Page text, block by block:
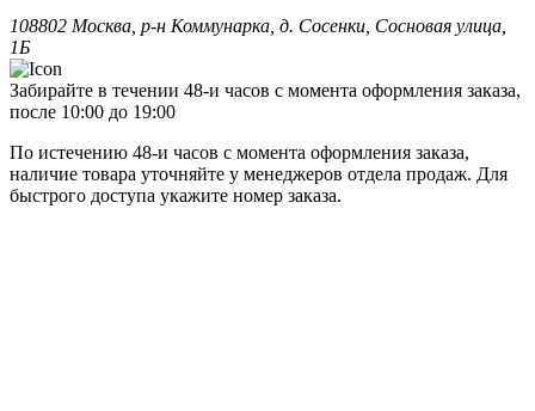
108802 Москва, р-н Коммунарка, д. Сосенки, Сосновая улица,
1Б
Забирайте в течении 48-и часов с момента оформления заказа,
после 10:00 до 19:00
По истечению 48-и часов с момента оформления заказа,
наличие товара уточняйте у менеджеров отдела продаж. Для
быстрого доступа укажите номер заказа.